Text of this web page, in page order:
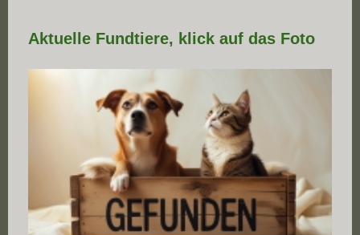
Aktuelle Fundtiere, klick auf das Foto